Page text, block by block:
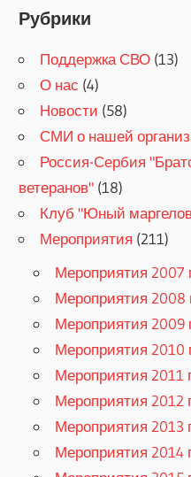
Рубрики
Поддержка СВО (13)
О нас (4)
Новости (58)
СМИ о нашей
Россия-Сербия
ветеранов" (18)
Клуб "Юный
Мероприятия (211)
Мероприятия 2007
Мероприятия 2008
Мероприятия 2009
Мероприятия 2010
Мероприятия 2011
Мероприятия 2012
Мероприятия 2013
Мероприятия 2014